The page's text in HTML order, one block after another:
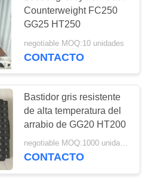
de la
cámara
Counterweight FC250
GG25 HT250
negotiable MOQ:10 unidades
CONTACTO
Bastidor gris resistente
de alta temperatura del
arrabio de GG20 HT200
negotiable MOQ:1000 unidades
CONTACTO